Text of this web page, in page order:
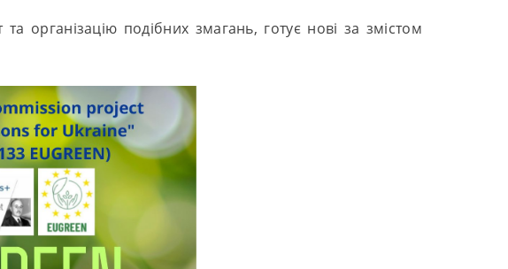
організацію подібних змагань, готує нові за змістом